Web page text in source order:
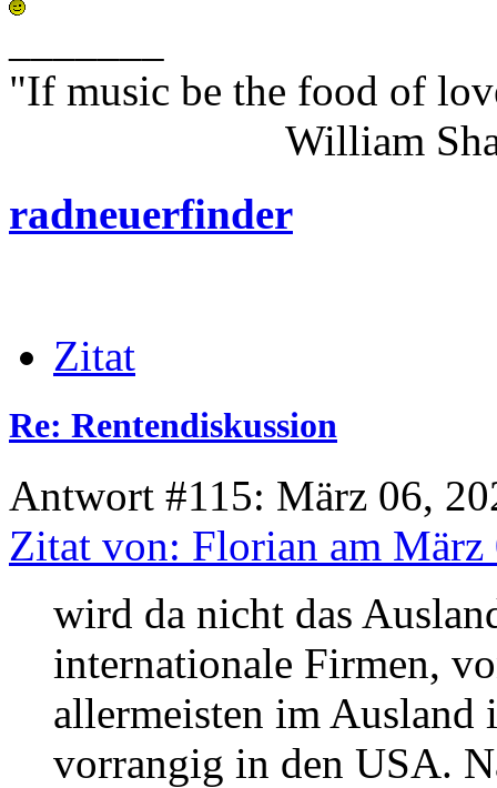
"If music be the food of
William
radneuerfinder
Zitat
Re: Rentendiskussion
Antwort #115: März 06,
Zitat von: Florian am
wird da nicht das
internationale Firmen,
allermeisten im Ausland
vorrangig in den USA.